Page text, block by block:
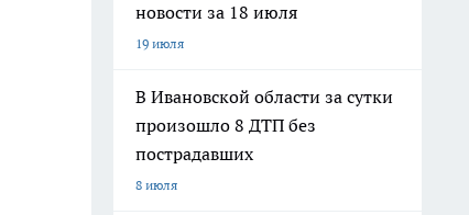
новости за 18 июля
19 июля
В Ивановской области за сутки
произошло 8 ДТП без
пострадавших
8 июля